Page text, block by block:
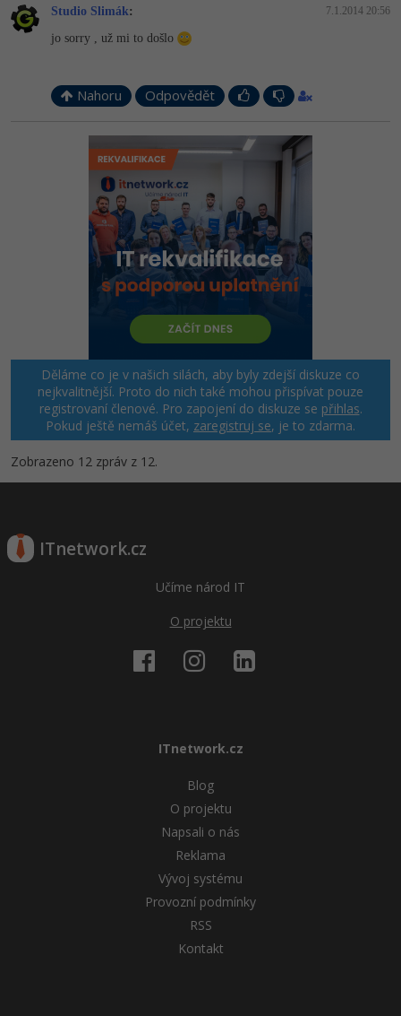
Studio Slimák: 7.1.2014 20:56
jo sorry , už mi to došlo
Nahoru Odpovědět
Děláme co je v našich silách, aby byly zdejší diskuze co
nejkvalitnější. Proto do nich také mohou přispívat pouze
registrovaní členové. Pro zapojení do diskuze se přihlas.
Pokud ještě nemáš účet, zaregistruj se, je to zdarma.
Zobrazeno 12 zpráv z 12.
ITnetwork.cz
Učíme národ IT
O projektu
ITnetwork.cz
Blog
O projektu
Napsali o nás
Reklama
Vývoj systému
Provozní podmínky
RSS
Kontakt